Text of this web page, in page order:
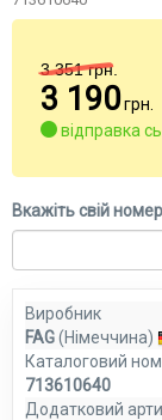
3 351 грн.
3 190грн.
відправка
Вкажіть свій
Виробник
FAG(Німеччина)
Каталоговий
713610640
Додатковий